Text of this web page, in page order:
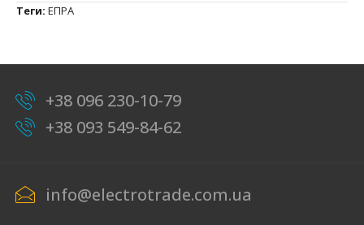
Теги: ЕПРА
+38 096 230-10-79
+38 093 549-84-62
info@electrotrade.com.ua